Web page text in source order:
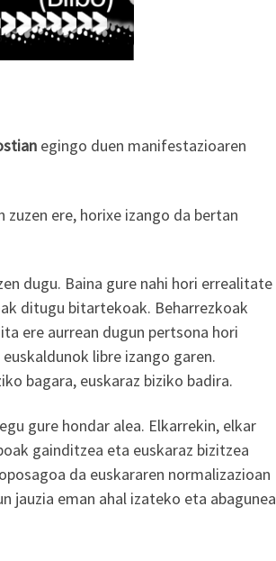
egingo duen manifestazioaren
ere, horixe izango da bertan
dugu. Baina gure nahi hori errealitate
ditugu bitartekoak. Beharrezkoak
ere aurrean dugun pertsona hori
libre izango garen.
bagara, euskaraz biziko badira.
gure hondar alea. Elkarrekin, elkar
gainditzea eta euskaraz bizitzea
da euskararen normalizazioan
jauzia eman ahal izateko eta abagunea